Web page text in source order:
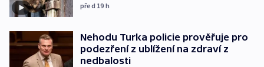
před 19 h
Nehodu Turka policie prověřuje pro
podezření z ublížení na zdraví z
nedbalosti